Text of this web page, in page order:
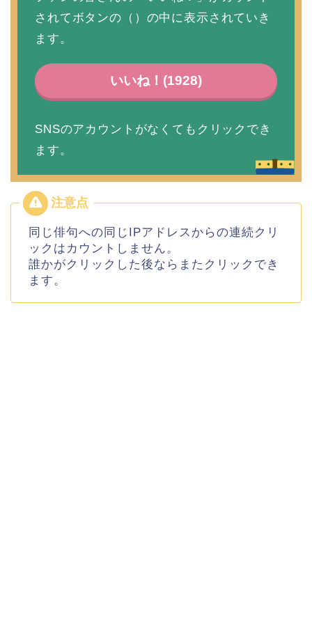
されてボタンの（）の中に表示されていき
ます。
いいね！(1928)
SNSのアカウントがなくてもクリックでき
ます。
同じ俳句への同じIPアドレスからの連続クリ
ックはカウントしません。
誰かがクリックした後ならまたクリックでき
ます。